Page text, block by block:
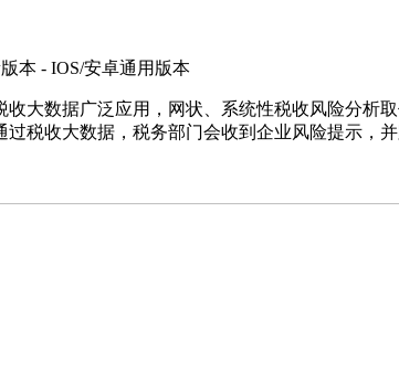
本 - IOS/安卓通用版本
据广泛应用，网状、系统性税收风险分析取
税收大数据，税务部门会收到企业风险提示，